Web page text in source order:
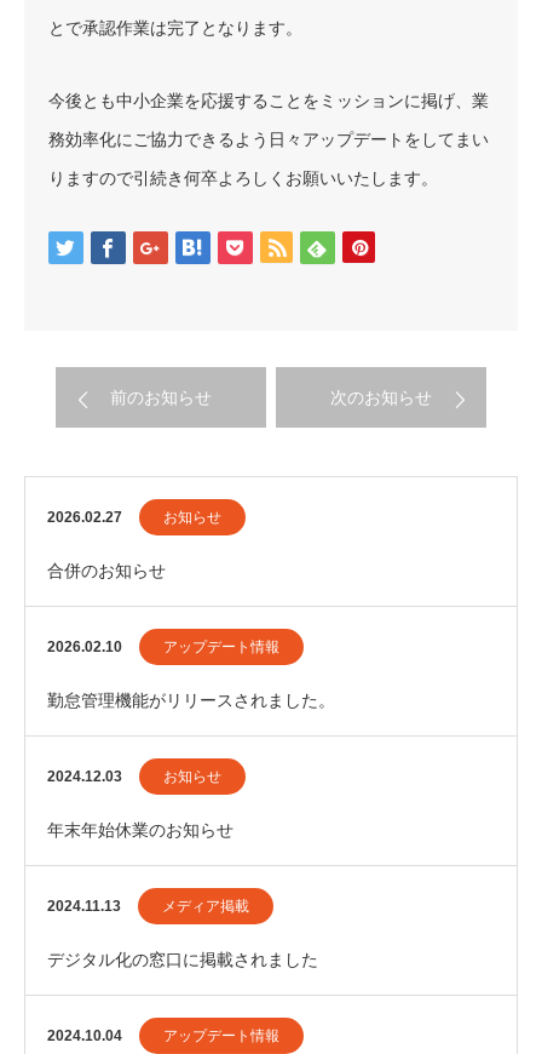
とで承認作業は完了となります。
今後とも中小企業を応援することをミッションに掲げ、業
務効率化にご協力できるよう日々アップデートをしてまい
りますので引続き何卒よろしくお願いいたします。
前のお知らせ 次のお知らせ
2026.02.27 お知らせ
合併のお知らせ
2026.02.10 アップデート情報
勤怠管理機能がリリースされました。
2024.12.03 お知らせ
年末年始休業のお知らせ
2024.11.13 メディア掲載
デジタル化の窓口に掲載されました
2024.10.04 アップデート情報